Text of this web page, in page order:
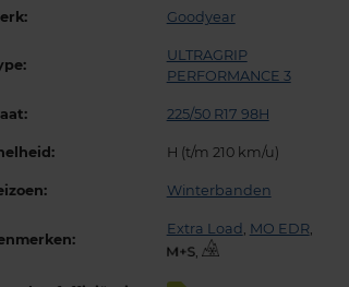
Goodyear
ULTRAGRIP
PERFORMANCE 3
225/50 R17 98H
H (t/m 210 km/u)
Winterbanden
Extra Load , MO EDR,
,